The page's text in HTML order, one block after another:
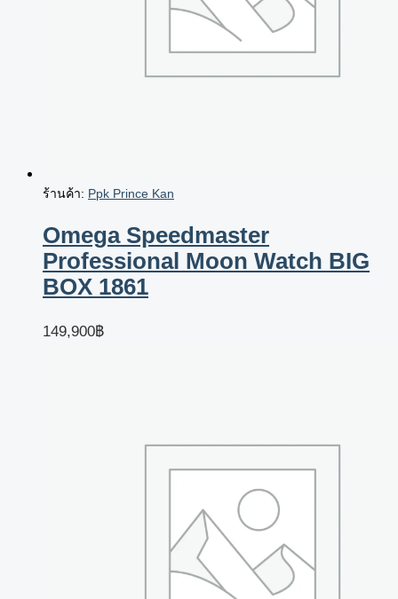
ร้านค้า: Ppk Prince Kan
Omega Speedmaster
Professional Moon Watch BIG
BOX 1861
149,900฿